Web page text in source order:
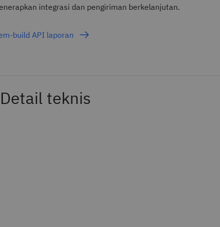
integrasi dan pengiriman berkelanjutan.
build API laporan
Detail teknis